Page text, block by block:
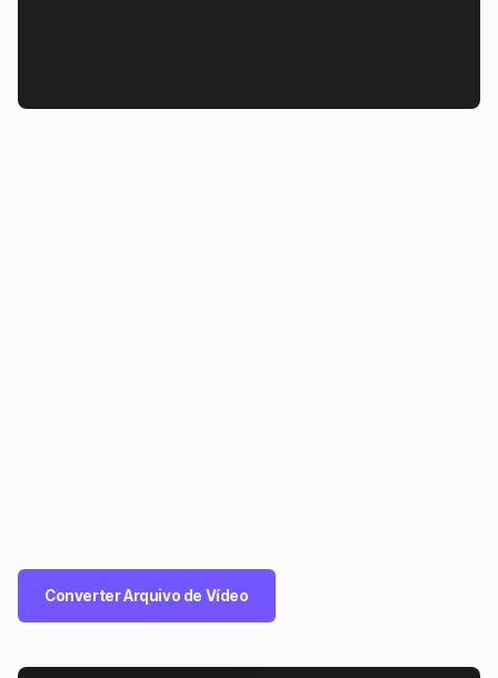
Converter Arquivo de Vídeo